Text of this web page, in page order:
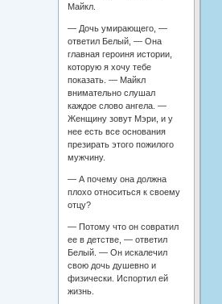
Майкл.
— Дочь умирающего, —
ответил Белый, — Она
главная героиня истории,
которую я хочу тебе
показать. — Майкл
внимательно слушал
каждое слово ангела. —
Женщину зовут Мэри, и у
нее есть все основания
презирать этого пожилого
мужчину.
— А почему она должна
плохо относиться к своему
отцу?
— Потому что он совратил
ее в детстве, — ответил
Белый. — Он искалечил
свою дочь душевно и
физически. Испортил ей
жизнь.